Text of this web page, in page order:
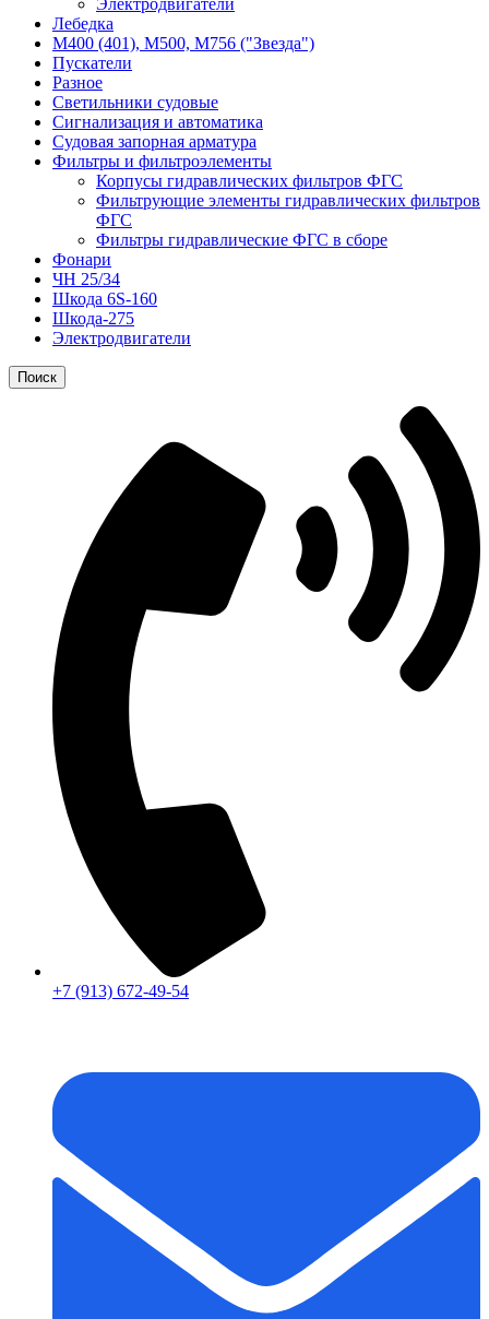
Электродвигатели
Лебедка
М400 (401), М500, М756 ("Звезда")
Пускатели
Разное
Светильники судовые
Сигнализация и автоматика
Судовая запорная арматура
Фильтры и фильтроэлементы
Корпусы гидравлических фильтров ФГС
Фильтрующие элементы гидравлических фильтров
ФГС
Фильтры гидравлические ФГС в сборе
Фонари
ЧН 25/34
Шкода 6S-160
Шкода-275
Электродвигатели
Поиск
+7 (913) 672-49-54